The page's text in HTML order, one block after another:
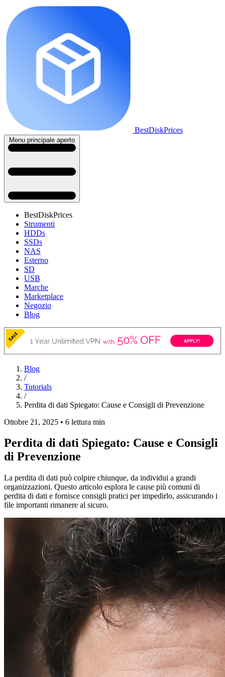
BestDiskPrices
Menu principale aperto
BestDiskPrices
Strumenti
HDDs
SSDs
NAS
Esterno
SD
USB
Marche
Marketplace
Negozio
Blog
Blog
/
Tutorials
/
Perdita di dati Spiegato: Cause e Consigli di Prevenzione
Ottobre 21, 2025 • 6 lettura min
Perdita di dati Spiegato: Cause e Consigli
di Prevenzione
La perdita di dati può colpire chiunque, da individui a grandi
organizzazioni. Questo articolo esplora le cause più comuni di
perdita di dati e fornisce consigli pratici per impedirlo, assicurando i
file importanti rimanere al sicuro.